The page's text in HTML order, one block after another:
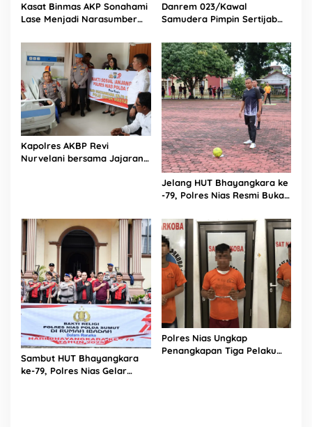
Kasat Binmas AKP Sonahami
Lase Menjadi Narasumber
Persekutuan Doa
Danrem 023/Kawal
Samudera Pimpin Sertijab
Kapolres AKBP Revi
Nurvelani bersama Jajaran
Jelang HUT Bhayangkara ke
-79, Polres Nias Resmi Buka
Sambut HUT Bhayangkara
ke-79, Polres Nias Gelar
Polres Nias Ungkap
Penangkapan Tiga Pelaku